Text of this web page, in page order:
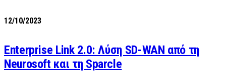
12/10/2023
Enterprise Link 2.0: Λύση SD-WAN από τη
Neurosoft και τη Sparcle